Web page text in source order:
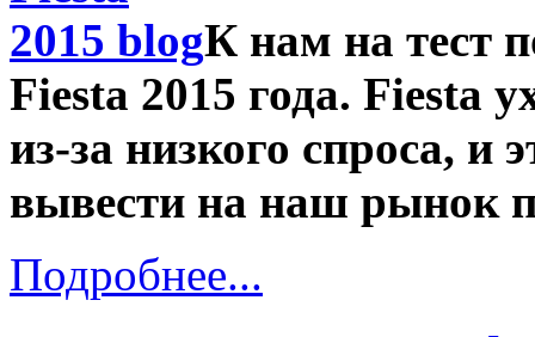
К нам на тест
Fiesta 2015 года. Fiesta
из-за низкого спроса, и
вывести на наш рынок
Подробнее...